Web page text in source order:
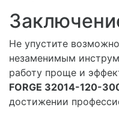
Не упустите
незаменимым
работу проще и
FORGE 32014-120-
достижении